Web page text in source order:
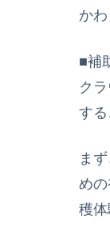
か
■補
ク
する
ま
め
穫